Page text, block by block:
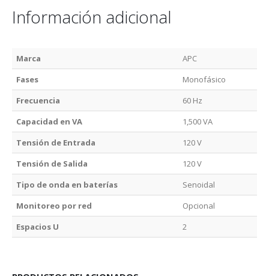
Información adicional
Marca
APC
Fases
Monofásico
Frecuencia
60 Hz
Capacidad en VA
1,500 VA
Tensión de Entrada
120 V
Tensión de Salida
120 V
Tipo de onda en baterías
Senoidal
Monitoreo por red
Opcional
Espacios U
2